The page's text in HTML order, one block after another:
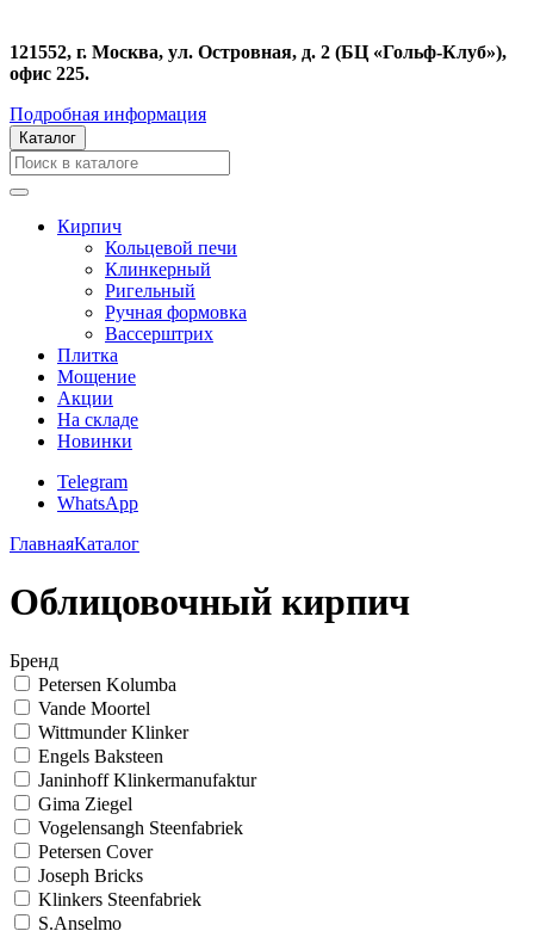
121552, г. Москва, ул. Островная, д. 2 (БЦ «Гольф-Клуб»),
офис 225.
Подробная информация
Каталог
Кирпич
Кольцевой печи
Клинкерный
Ригельный
Ручная формовка
Вассерштрих
Плитка
Мощение
Акции
На складе
Новинки
Telegram
WhatsApp
ГлавнаяКаталог
Облицовочный кирпич
Бренд
Petersen Kolumba
Vande Moortel
Wittmunder Klinker
Engels Baksteen
Janinhoff Klinkermanufaktur
Gima Ziegel
Vogelensangh Steenfabriek
Petersen Cover
Joseph Bricks
Klinkers Steenfabriek
S.Anselmo